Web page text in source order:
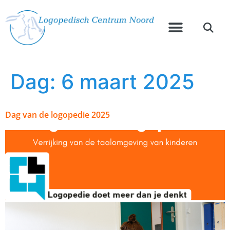
Dag: 6 maart 2025
Dag van de logopedie 2025